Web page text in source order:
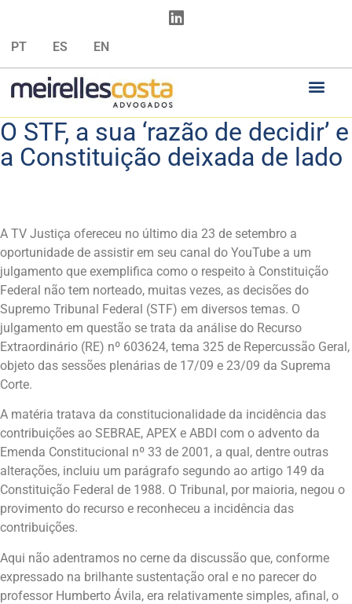
PT ES EN
O STF, a sua ‘razão de decidir’ e
a Constituição deixada de lado
A TV Justiça ofereceu no último dia 23 de setembro a
oportunidade de assistir em seu canal do YouTube a um
julgamento que exemplifica como o respeito à Constituição
Federal não tem norteado, muitas vezes, as decisões do
Supremo Tribunal Federal (STF) em diversos temas. O
julgamento em questão se trata da análise do Recurso
Extraordinário (RE) nº 603624, tema 325 de Repercussão Geral,
objeto das sessões plenárias de 17/09 e 23/09 da Suprema
Corte.
A matéria tratava da constitucionalidade da incidência das
contribuições ao SEBRAE, APEX e ABDI com o advento da
Emenda Constitucional nº 33 de 2001, a qual, dentre outras
alterações, incluiu um parágrafo segundo ao artigo 149 da
Constituição Federal de 1988. O Tribunal, por maioria, negou o
provimento do recurso e reconheceu a incidência das
contribuições.
Aqui não adentramos no cerne da discussão que, conforme
expressado na brilhante sustentação oral e no parecer do
professor Humberto Ávila, era relativamente simples, afinal, o